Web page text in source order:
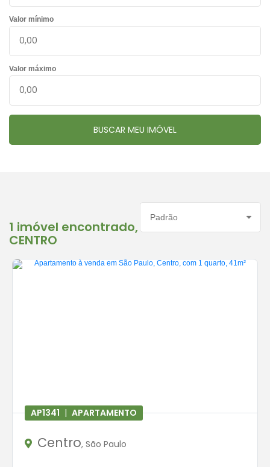
Valor mínimo
Valor máximo
Ordenar por:
1 imóvel encontrado,
CENTRO
AP1341 | APARTAMENTO
Centro, São Paulo